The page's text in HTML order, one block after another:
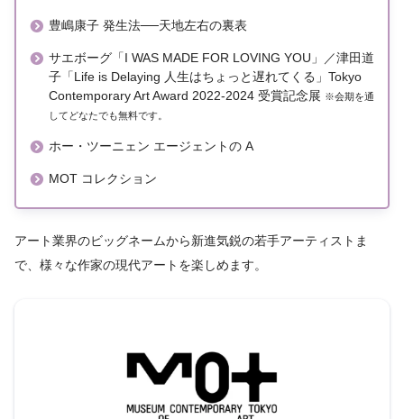
豊嶋康子 発生法──天地左右の裏表
サエボーグ「I WAS MADE FOR LOVING YOU」／津田道
子「Life is Delaying 人生はちょっと遅れてくる」Tokyo
Contemporary Art Award 2022-2024 受賞記念展 ※会期を通
してどなたでも無料です。
ホー・ツーニェン エージェントの A
MOT コレクション
アート業界のビッグネームから新進気鋭の若手アーティストま
で、様々な作家の現代アートを楽しめます。